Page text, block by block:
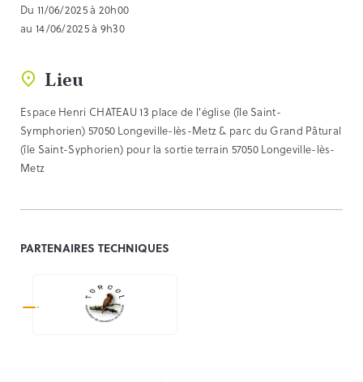
Du 11/06/2025 à 20h00
au 14/06/2025 à 9h30
Lieu
Espace Henri CHATEAU 13 place de l'église (île Saint-
Symphorien) 57050 Longeville-lès-Metz & parc du Grand Pâtural
(île Saint-Syphorien) pour la sortie terrain 57050 Longeville-lès-
Metz
PARTENAIRES TECHNIQUES